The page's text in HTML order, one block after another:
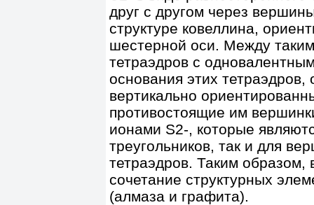
друг с другом через
структуре ковеллина,
шестерной оси. Между
тетраэдров с
основания этих
вертикально
противостоящие им
ионами S2-, которые
треугольников, так и для
тетраэдров. Таким образом,
сочетание структурных
(алмаза и графита).